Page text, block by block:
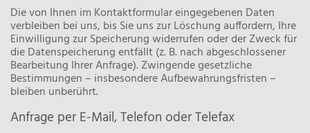
Die von Ihnen im Kontaktformular eingegebenen Daten
verbleiben bei uns, bis Sie uns zur Löschung auffordern, Ihre
Einwilligung zur Speicherung widerrufen oder der Zweck für
die Datenspeicherung entfällt (z. B. nach abgeschlossener
Bearbeitung Ihrer Anfrage). Zwingende gesetzliche
Bestimmungen – insbesondere Aufbewahrungsfristen –
bleiben unberührt.
Anfrage per E-Mail, Telefon oder Telefax